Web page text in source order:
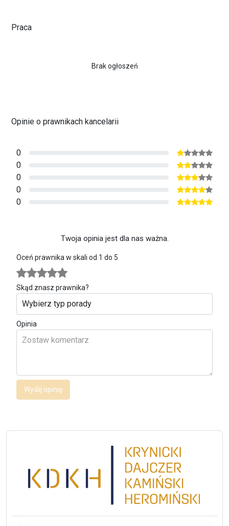
Praca
Brak ogłoszeń
Opinie o prawnikach kancelarii
0
0
0
0
0
Twoja opinia jest dla nas ważna.
Oceń prawnika w skali od 1 do 5
Skąd znasz prawnika?
Opinia
Wyślij opinię